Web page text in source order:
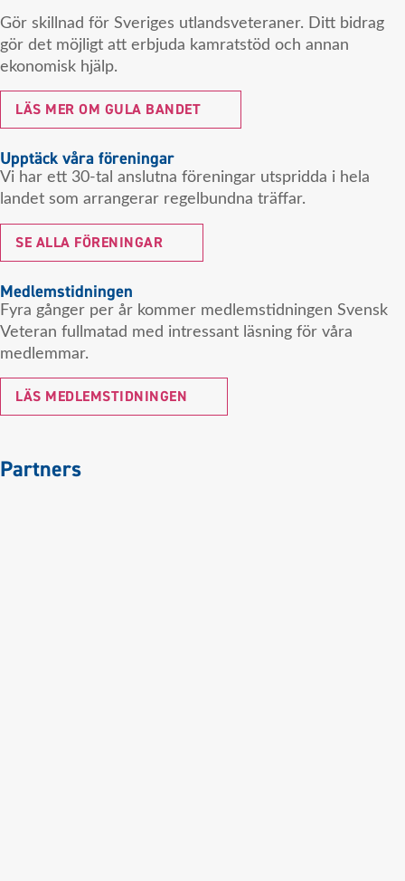
Gör skillnad för Sveriges utlandsveteraner. Ditt bidrag
gör det möjligt att erbjuda kamratstöd och annan
ekonomisk hjälp.
LÄS MER OM GULA BANDET
Upptäck våra föreningar
Vi har ett 30-tal anslutna föreningar utspridda i hela
landet som arrangerar regelbundna träffar.
SE ALLA FÖRENINGAR
Medlemstidningen
Fyra gånger per år kommer medlemstidningen Svensk
Veteran fullmatad med intressant läsning för våra
medlemmar.
LÄS MEDLEMSTIDNINGEN
Partners